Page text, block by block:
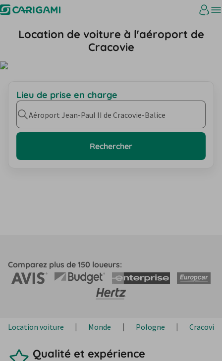
Location de voiture à l'aéroport de
Cracovie
Lieu de prise en charge
Aéroport Jean-Paul II de Cracovie-Balice
Rechercher
Comparez plus de 150 loueurs:
Location voiture Monde Pologne Cracovie
Qualité et expérience